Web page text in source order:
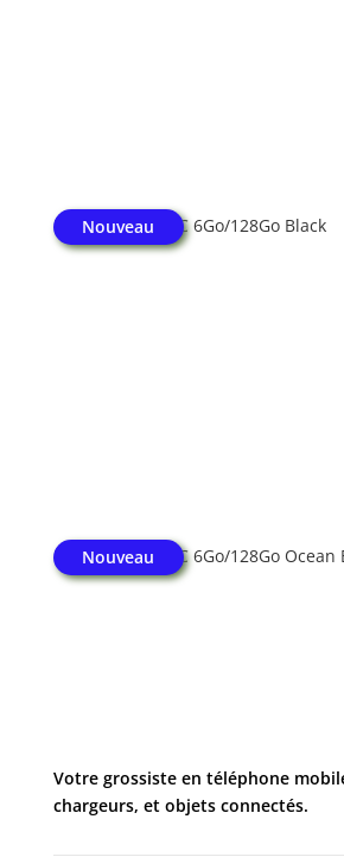
Nouveau
Honor X8 4G NFC 6Go/128Go Black
Nouveau
Honor X8 4G NFC 6Go/128Go Ocean
Votre grossiste en téléphone
chargeurs, et objets connectés.